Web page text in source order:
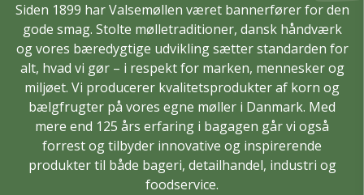
Siden 1899 har Valsemøllen været bannerfører for den
gode smag. Stolte mølletraditioner, dansk håndværk
og vores bæredygtige udvikling sætter standarden for
alt, hvad vi gør – i respekt for marken, mennesker og
miljøet. Vi producerer kvalitetsprodukter af korn og
bælgfrugter på vores egne møller i Danmark. Med
mere end 125 års erfaring i bagagen går vi også
forrest og tilbyder innovative og inspirerende
produkter til både bageri, detailhandel, industri og
foodservice.